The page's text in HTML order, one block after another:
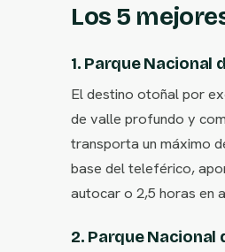
Los 5
1. Parque Nacional
El destino otoñal por
de valle profundo y
transporta un máximo
base del teleférico,
autocar o 2,5 horas en
2. Parque Nacional